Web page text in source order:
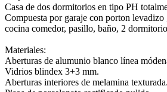
Casa de dos dormitorios en tipo PH
Compuesta por garaje con porton levadizo
cocina comedor, pasillo, baño, 2
Materiales:
Aberturas de alumunio blanco línea
Vidrios blindex 3+3 mm.
Aberturas interiores de melamina texturada.